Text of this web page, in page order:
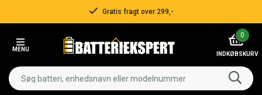
Gratis fragt over 299,-
MENU
0
INDKØBSKURV